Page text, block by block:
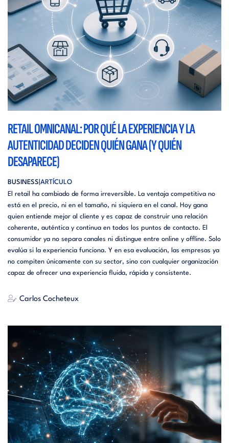
RETAIL OMNICANAL: POR QUÉ LA EXPERIENCIA Y LA
AUTENTICIDAD DECIDEN QUIÉN GANA (Y QUIÉN
DESAPARECE)
BUSINESS ARTÍCULO
El retail ha cambiado de forma irreversible. La ventaja competitiva no
está en el precio, ni en el tamaño, ni siquiera en el canal. Hoy gana
quien entiende mejor al cliente y es capaz de construir una relación
coherente, auténtica y continua en todos los puntos de contacto. El
consumidor ya no separa canales ni distingue entre online y offline. Solo
evalúa si la experiencia funciona. Y en esa evaluación, las empresas ya
no compiten únicamente con su sector, sino con cualquier organización
capaz de ofrecer una experiencia fluida, rápida y consistente.
Carlos Cocheteux